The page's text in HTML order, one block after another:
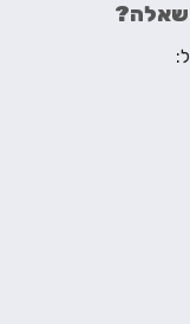
שאלה?